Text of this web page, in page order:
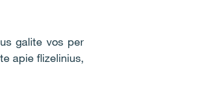
galite vos per
apie flizelinius,